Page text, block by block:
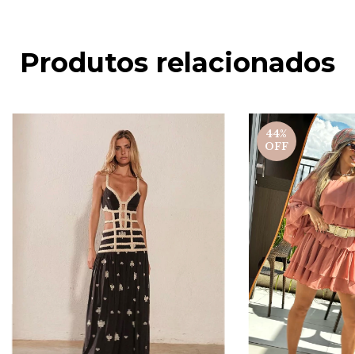
Produtos relacionados
44%
OFF